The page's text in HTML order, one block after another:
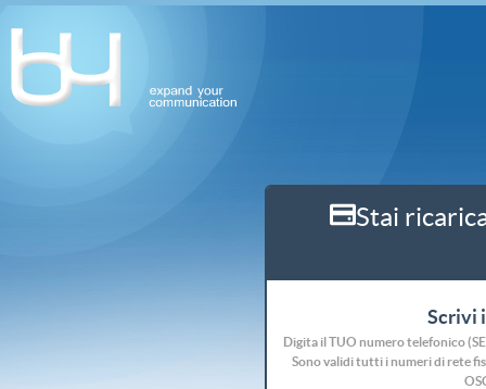
Stai
Scrivi
Digita il TUO numero telefonico
Sono validi tutti i numeri di rete